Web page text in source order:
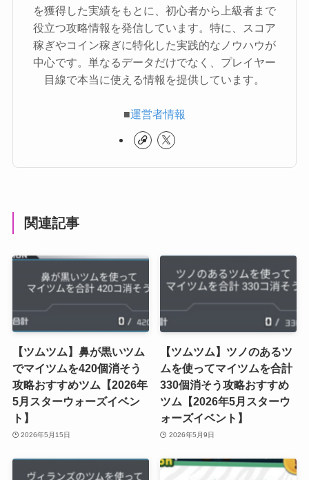
を獲得した実績をもとに、初心者から上級者まで
役立つ攻略情報を発信しています。特に、スコア
稼ぎやコイン稼ぎに特化した実践的なノウハウが
中心です。単なるデータだけでなく、プレイヤー
目線で本当に使える情報を提供しています。
■運営者情報
関連記事
【ツムツム】鼻が黒いツム
でマイツムを420個消そう
攻略おすすめツム【2026年
5月スターウォーズイベン
ト】
2026年5月15日
【ツムツム】ツノのあるツ
ムを使ってマイツムを合計
330個消そう攻略おすすめ
ツム【2026年5月スターウ
ォーズイベント】
2026年5月9日